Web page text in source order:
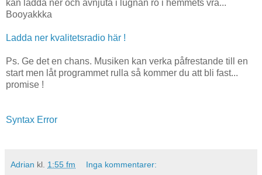
kan ladda ner och avnjuta i lugnan ro i hemmets vrå...
Booyakkka
Ladda ner kvalitetsradio här !
Ps. Ge det en chans. Musiken kan verka påfrestande till en
start men låt programmet rulla så kommer du att bli fast...
promise !
Syntax Error
Adrian kl. 1:55 fm Inga kommentarer: